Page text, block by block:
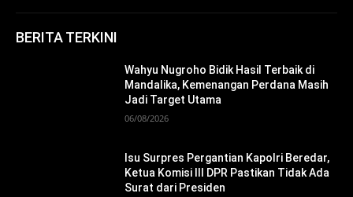
BERITA TERKINI
Wahyu Nugroho Bidik Hasil Terbaik di
Mandalika, Kemenangan Perdana Masih
Jadi Target Utama
06/08/2026
Isu Surpres Pergantian Kapolri Beredar,
Ketua Komisi III DPR Pastikan Tidak Ada
Surat dari Presiden